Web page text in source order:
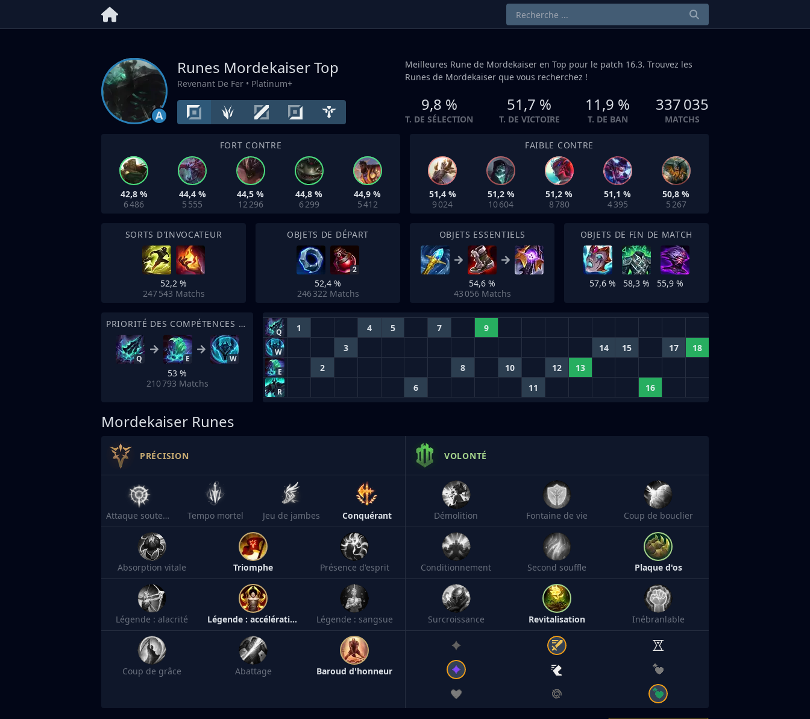
A
Runes MordekaiserTop
Revenant De Fer • Platinum+
Meilleures Rune de Mordekaiser en Top pour le patch 16.3. Trouvez les
Runes de Mordekaiser que vous recherchez !
9,8 %
T. DE SÉLECTION
51,7 %
T. DE VICTOIRE
11,9 %
T. DE BAN
337 035
MATCHS
FORT CONTRE
42,8 %
6 486
44,4 %
5 555
44,5 %
12 296
44,8 %
6 299
44,9 %
5 412
FAIBLE CONTRE
51,4 %
9 024
51,2 %
10 604
51,2 %
8 780
51,1 %
4 395
50,8 %
5 267
SORTS D'INVOCATEUR
52,2 %
247 543 Matchs
OBJETS DE DÉPART
2
52,4 %
246 322 Matchs
OBJETS ESSENTIELS
54,6 %
43 056 Matchs
OBJETS DE FIN DE MATCH
57,6 % 58,3 % 55,9 %
PRIORITÉ DES COMPÉTENCES DE SORT
Q E W
53 %
210 793 Matchs
Q 1 4 5 7 9
W 3 14 15 17 18
E 2 8 10 12 13
R 6 11 16
Mordekaiser Runes
PRÉCISION
Attaque soutenue Tempo mortel Jeu de jambes Conquérant
Absorption vitale Triomphe Présence d'esprit
Légende : alacrité Légende : accélération Légende : sangsue
Coup de grâce Abattage Baroud d'honneur
VOLONTÉ
Démolition Fontaine de vie Coup de bouclier
Conditionnement Second souffle Plaque d'os
Surcroissance Revitalisation Inébranlable